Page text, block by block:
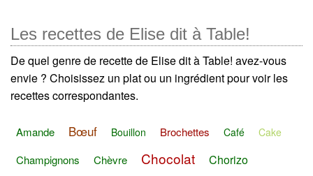
Les recettes de Elise dit à Table!
De quel genre de recette de Elise dit à Table! avez-vous
envie ? Choisissez un plat ou un ingrédient pour voir les
recettes correspondantes.
Amande Bœuf Bouillon Brochettes Café Cake
Champignons Chèvre Chocolat Chorizo